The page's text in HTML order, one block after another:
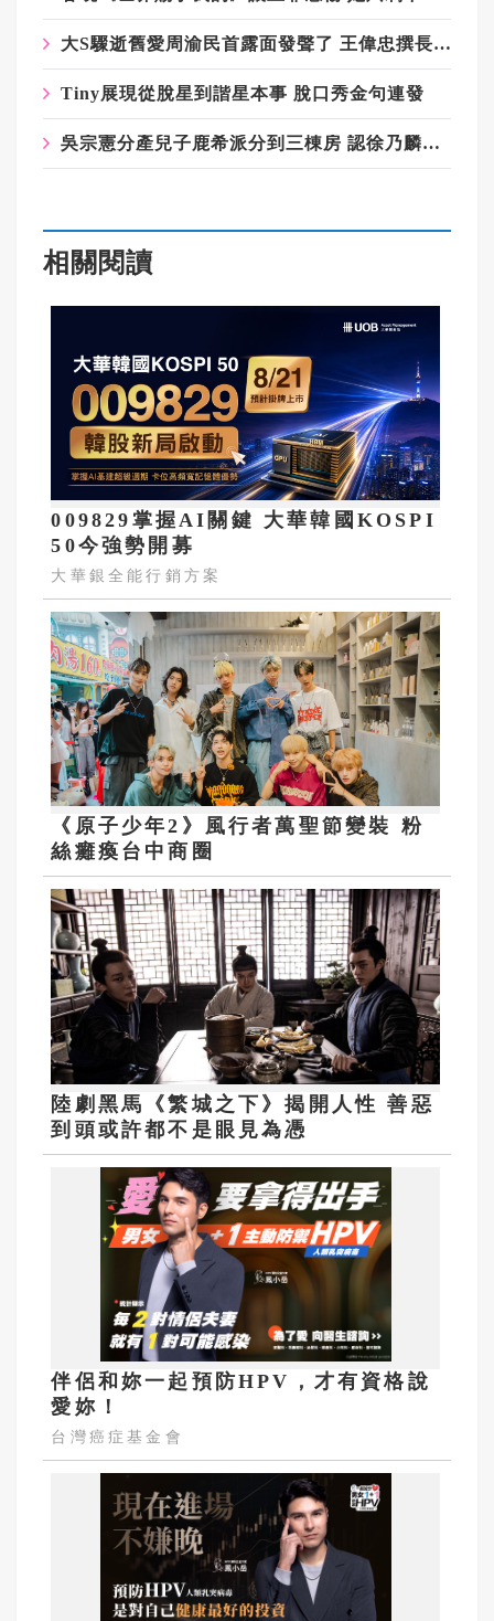
大S驟逝舊愛周渝民首露面發聲了 王偉忠撰長文懷念大S歡迎入夢
Tiny展現從脫星到諧星本事 脫口秀金句連發
吳宗憲分產兒子鹿希派分到三棟房 認徐乃麟不需道歉：誰先翻臉就輸
相關閱讀
009829掌握AI關鍵 大華韓國KOSPI
50今強勢開募
大華銀全能行銷方案
《原子少年2》風行者萬聖節變裝 粉
絲癱瘓台中商圈
陸劇黑馬《繁城之下》揭開人性 善惡
到頭或許都不是眼見為憑
伴侶和妳一起預防HPV，才有資格說
愛妳！
台灣癌症基金會